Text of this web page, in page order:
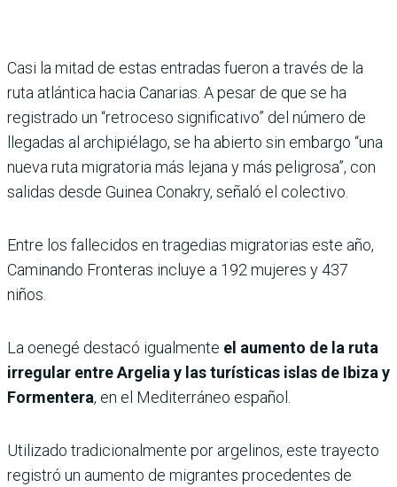
Casi la mitad de estas entradas fueron a través de la
ruta atlántica hacia Canarias. A pesar de que se ha
registrado un “retroceso significativo” del número de
llegadas al archipiélago, se ha abierto sin embargo “una
nueva ruta migratoria más lejana y más peligrosa”, con
salidas desde Guinea Conakry, señaló el colectivo.
Entre los fallecidos en tragedias migratorias este año,
Caminando Fronteras incluye a 192 mujeres y 437
niños.
La oenegé destacó igualmente el aumento de la ruta
irregular entre Argelia y las turísticas islas de Ibiza y
Formentera, en el Mediterráneo español.
Utilizado tradicionalmente por argelinos, este trayecto
registró un aumento de migrantes procedentes de